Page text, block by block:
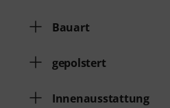
Bauart
gepolstert
Innenausstattung